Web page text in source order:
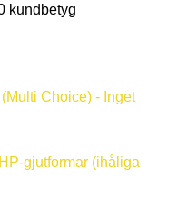
kundbetyg
HP-gjutformar (ihåliga